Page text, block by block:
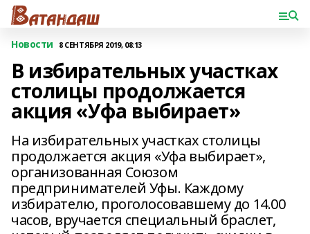
Новости 8 СЕНТЯБРЯ 2019, 08:13
В избирательных участках
столицы продолжается
акция «Уфа выбирает»
На избирательных участках столицы
продолжается акция «Уфа выбирает»,
организованная Союзом
предпринимателей Уфы. Каждому
избирателю, проголосовавшему до 14.00
часов, вручается специальный браслет,